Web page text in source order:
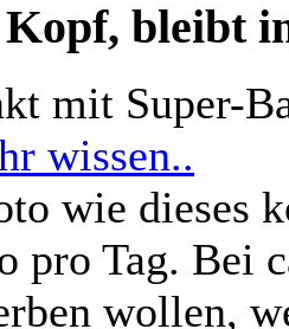
Kopf, bleibt
mit Super-
wissen..
wie dieses
pro Tag. Bei
wollen,